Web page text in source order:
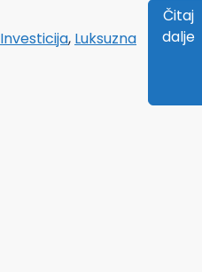
Investicija, Luksuzna
Čitaj
dalje